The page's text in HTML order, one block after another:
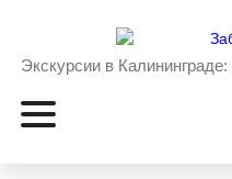
Экскурсии в Калининграде: